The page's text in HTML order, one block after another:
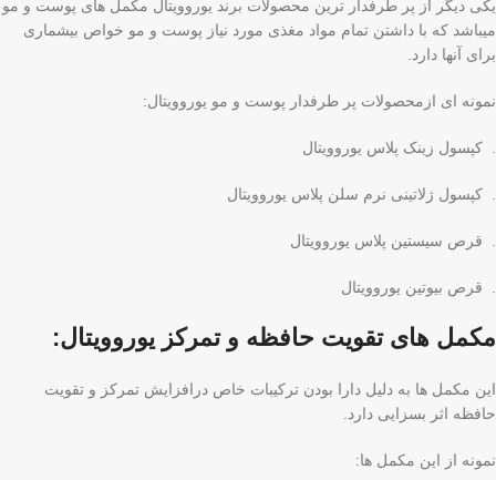
یکی دیگر از پر طرفدار ترین محصولات برند یوروویتال مکمل های پوست و مو
میباشد که با داشتن تمام مواد مغذی مورد نیاز پوست و مو خواص بیشماری
برای آنها دارد.
نمونه ای ازمحصولات پر طرفدار پوست و مو یوروویتال:
. کپسول زینک پلاس یوروویتال
. کپسول ژلاتینی نرم سلن پلاس یوروویتال
. قرص سیستین پلاس یوروویتال
. قرص بیوتین یوروویتال
مکمل های تقویت حافظه و تمرکز یوروویتال:
این مکمل ها به دلیل دارا بودن ترکیبات خاص درافزایش تمرکز و تقویت
حافظه اثر بسزایی دارد.
نمونه از این مکمل ها: